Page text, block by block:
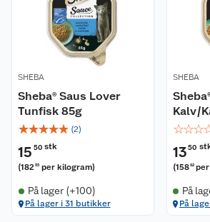
SHEBA
Sheba® Saus Lover
Tunfisk 85g
☆☆☆☆☆ (2)
15 50 stk
(18235 per kilogram)
På lager (+100)
På lager i 31 butikker
SHEBA
Kalv/
☆☆☆
13 50
(158 82
På
På